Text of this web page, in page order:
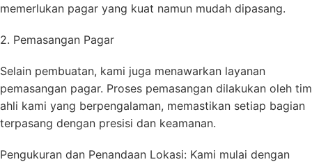
memerlukan pagar yang kuat namun mudah dipasang.
2. Pemasangan Pagar
Selain pembuatan, kami juga menawarkan layanan
pemasangan pagar. Proses pemasangan dilakukan oleh tim
ahli kami yang berpengalaman, memastikan setiap bagian
terpasang dengan presisi dan keamanan.
Pengukuran dan Penandaan Lokasi: Kami mulai dengan